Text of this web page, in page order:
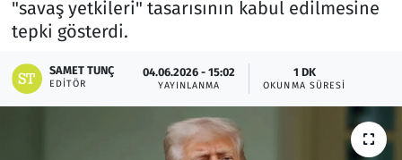
"savaş yetkileri" tasarısının kabul edilmesine
tepki gösterdi.
SAMET TUNÇ
EDITÖR
04.06.2026 - 15:02
YAYINLANMA
1 DK
OKUNMA SÜRESI
Otomobil
Ramazan